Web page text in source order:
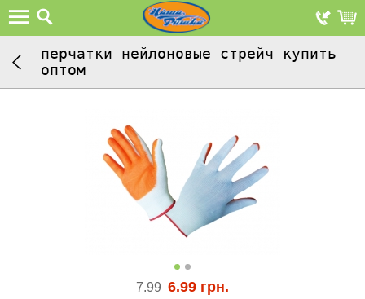
перчатки нейлоновые стрейч купить
оптом
7.99 6.99 грн.